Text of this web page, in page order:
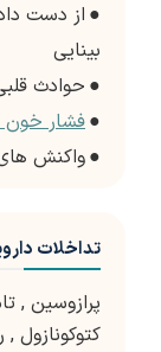
● از دست
بینایی
● حوادث
●فشار خون
●واکنش
تداخلات
پرازوسین ,
کتوکونازول ,